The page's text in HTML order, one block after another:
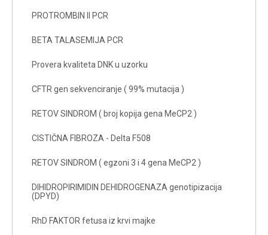
PROTROMBIN II PCR
BETA TALASEMIJA PCR
Provera kvaliteta DNK u uzorku
CFTR gen sekvenciranje ( 99% mutacija )
RETOV SINDROM ( broj kopija gena MeCP2 )
CISTIČNA FIBROZA - Delta F508
RETOV SINDROM ( egzoni 3 i 4 gena MeCP2 )
DIHIDROPIRIMIDIN DEHIDROGENAZA genotipizacija
(DPYD)
RhD FAKTOR fetusa iz krvi majke